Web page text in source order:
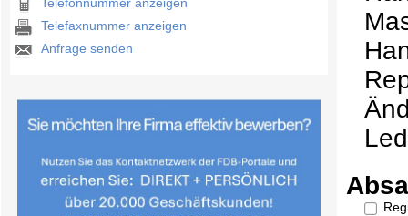
Telefonnummer anzeigen
Telefaxnummer anzeigen
Anfrage senden